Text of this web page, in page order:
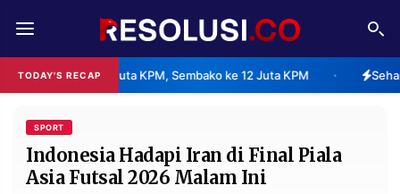
TODAY'S RECAP
ke 7 Juta KPM, Sembako ke 12 Juta KPM • Sehari Dibuka,
REDAKSI TENTANG
RESOLUSI IKLAN
RUBRIKASI
SPORT
Indonesia Hadapi Iran di Final Piala
Asia Futsal 2026 Malam Ini